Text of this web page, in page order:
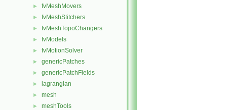
► fvMeshMovers
► fvMeshStitchers
► fvMeshTopoChangers
► fvModels
► fvMotionSolver
► genericPatches
► genericPatchFields
► lagrangian
► mesh
► meshTools